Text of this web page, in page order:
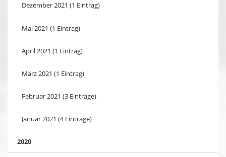
Dezember 2021 (1 Eintrag)
Mai 2021 (1 Eintrag)
April 2021 (1 Eintrag)
März 2021 (1 Eintrag)
Februar 2021 (3 Einträge)
Januar 2021 (4 Einträge)
2020